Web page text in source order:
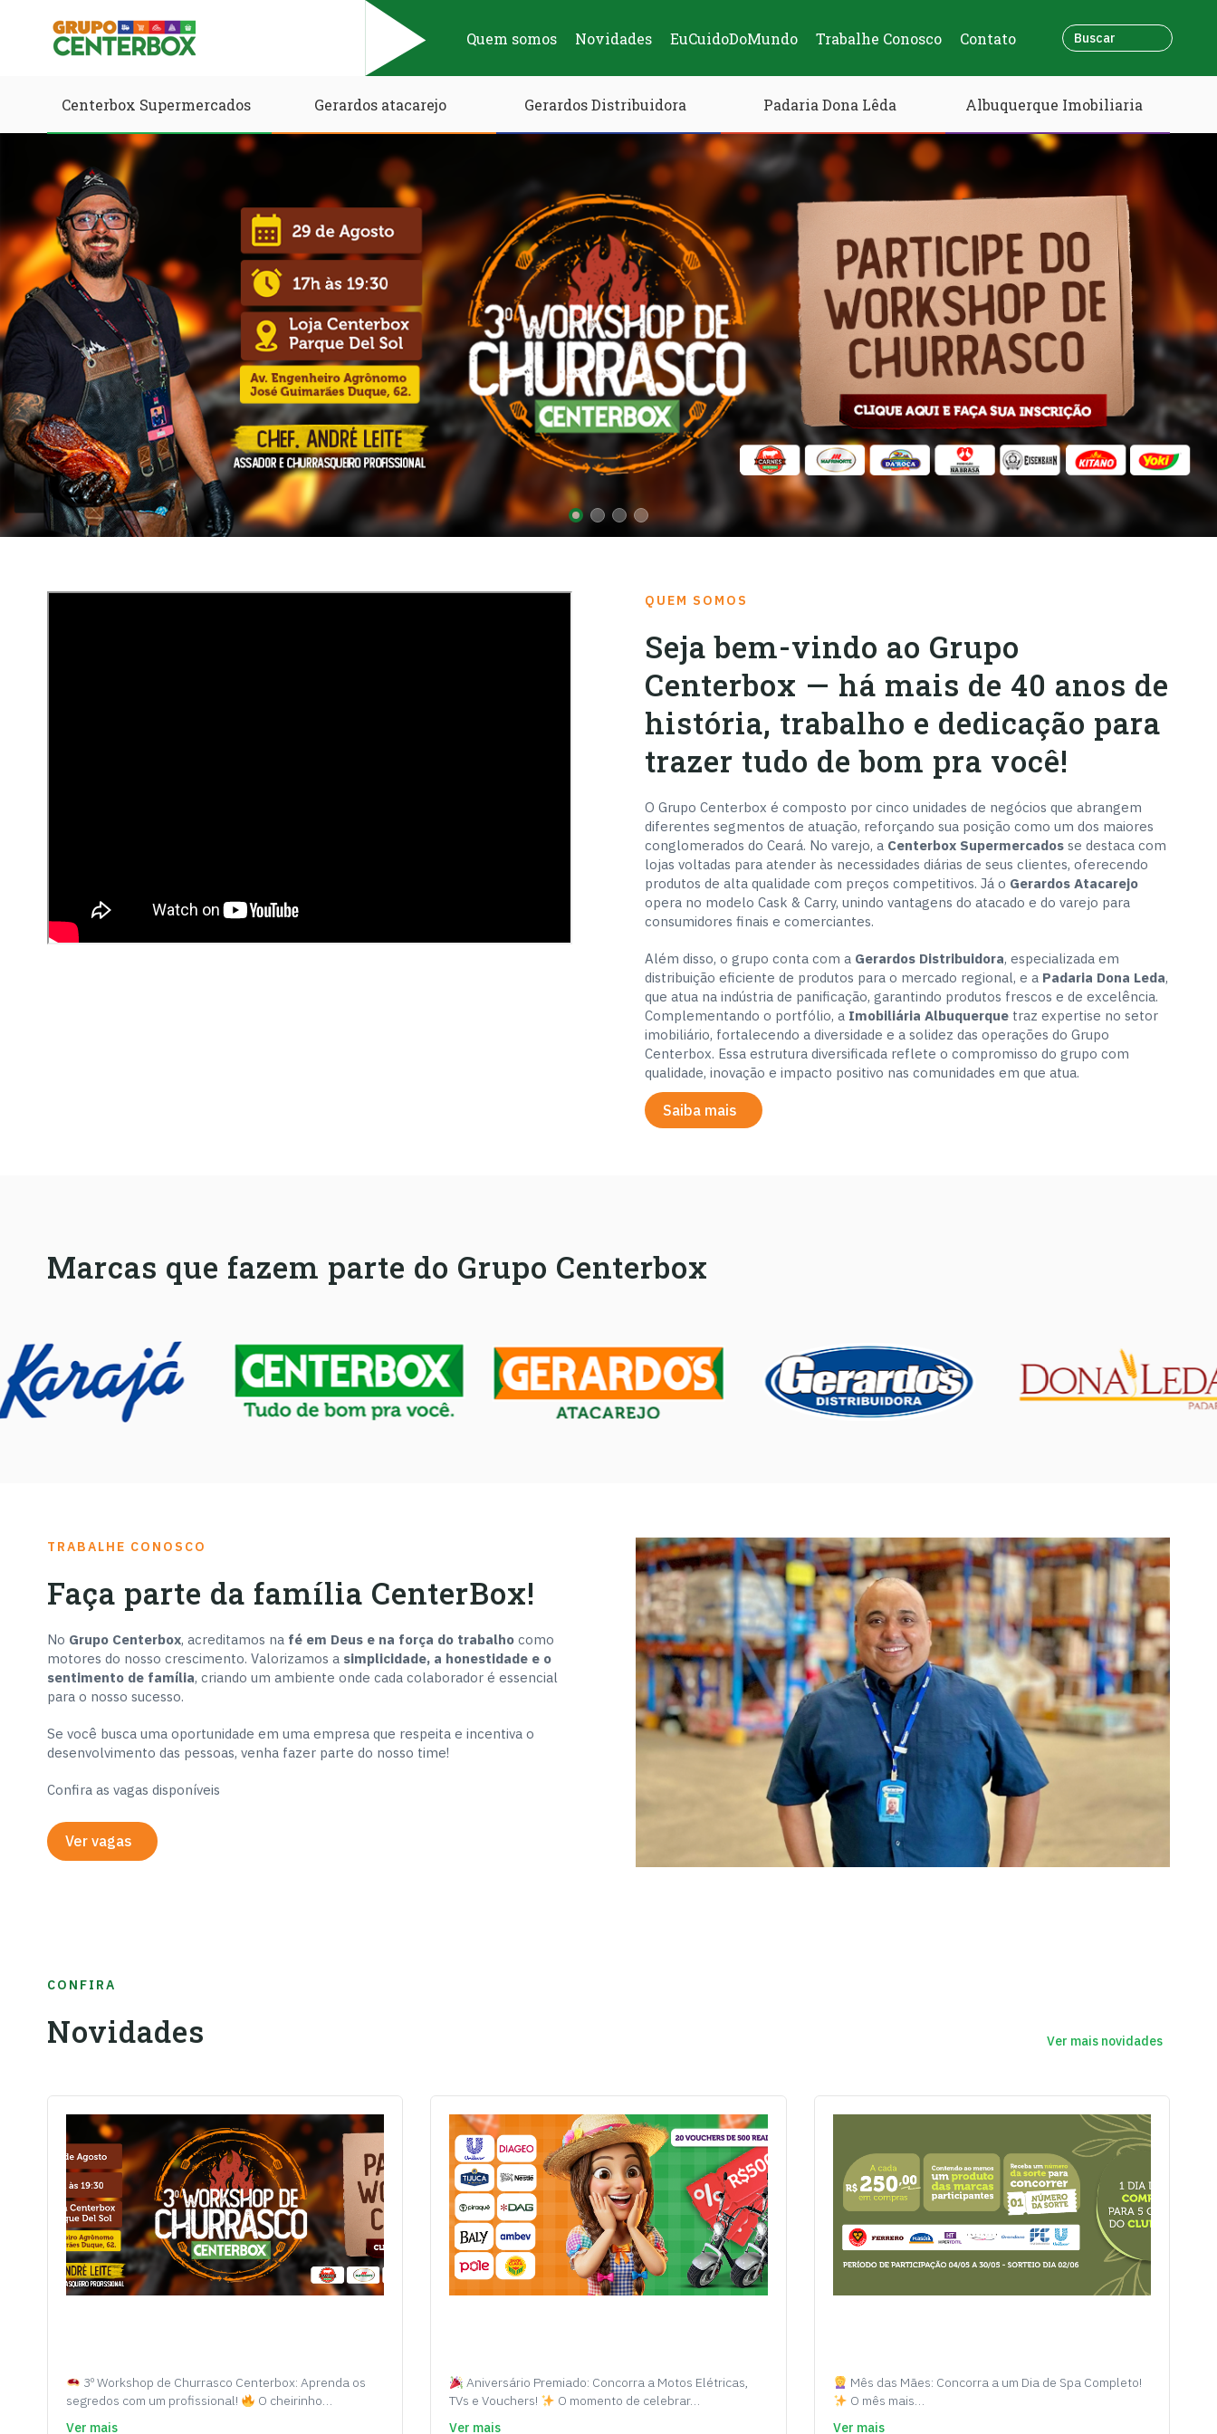
Quem somos Novidades EuCuidoDoMundo Trabalhe Conosco Contato
Centerbox Supermercados Gerardos atacarejo Gerardos Distribuidora Padaria Dona Lêda Albuquerque Imobiliaria
QUEM SOMOS
Seja bem-vindo ao Grupo
Centerbox — há mais de 40 anos de
história, trabalho e dedicação para
trazer tudo de bom pra você!
O Grupo Centerbox é composto por cinco unidades de negócios que abrangem
diferentes segmentos de atuação, reforçando sua posição como um dos maiores
conglomerados do Ceará. No varejo, a Centerbox Supermercados se destaca com
lojas voltadas para atender às necessidades diárias de seus clientes, oferecendo
produtos de alta qualidade com preços competitivos. Já o Gerardos Atacarejo
opera no modelo Cask & Carry, unindo vantagens do atacado e do varejo para
consumidores finais e comerciantes.
Além disso, o grupo conta com a Gerardos Distribuidora, especializada em
distribuição eficiente de produtos para o mercado regional, e a Padaria Dona Leda,
que atua na indústria de panificação, garantindo produtos frescos e de excelência.
Complementando o portfólio, a Imobiliária Albuquerque traz expertise no setor
imobiliário, fortalecendo a diversidade e a solidez das operações do Grupo
Centerbox. Essa estrutura diversificada reflete o compromisso do grupo com
qualidade, inovação e impacto positivo nas comunidades em que atua.
Saiba mais
Marcas que fazem parte do Grupo Centerbox
TRABALHE CONOSCO
Faça parte da família CenterBox!
No Grupo Centerbox, acreditamos na fé em Deus e na força do trabalho como
motores do nosso crescimento. Valorizamos a simplicidade, a honestidade e o
sentimento de família, criando um ambiente onde cada colaborador é essencial
para o nosso sucesso.
Se você busca uma oportunidade em uma empresa que respeita e incentiva o
desenvolvimento das pessoas, venha fazer parte do nosso time!
Confira as vagas disponíveis
Ver vagas
CONFIRA
Novidades Ver mais novidades
3º Workshop de Churrasco Centerbox: Aprenda os
segredos com um profissional!
O cheirinho…
Ver mais
Aniversário Premiado: Concorra a Motos Elétricas,
TVs e Vouchers!
O momento de celebrar…
Ver mais
Mês das Mães: Concorra a um Dia de Spa Completo!
O mês mais…
Ver mais